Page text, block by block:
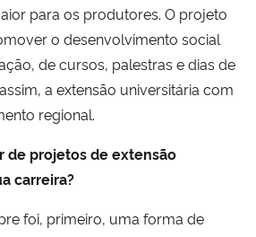
para os produtores. O projeto
o desenvolvimento social
de cursos, palestras e dias de
a extensão universitária com
regional.
de projetos de extensão
carreira?
foi, primeiro, uma forma de